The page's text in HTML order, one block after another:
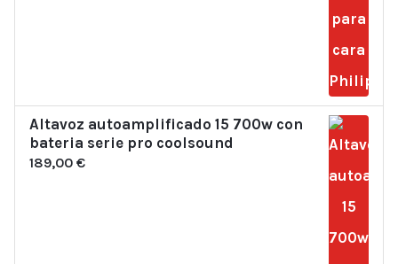
Altavoz autoamplificado 15 700w con
bateria serie pro coolsound
189,00 €